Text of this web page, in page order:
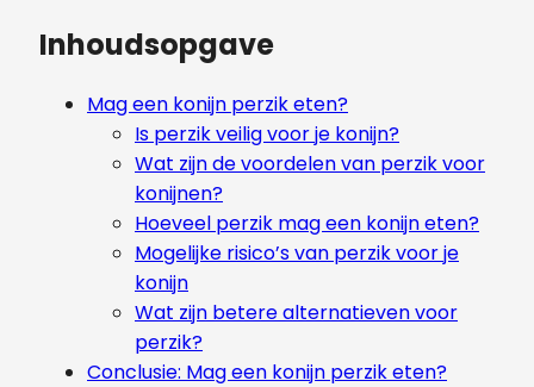
Inhoudsopgave
Mag een konijn perzik eten?
Is perzik veilig voor je konijn?
Wat zijn de voordelen van perzik voor
konijnen?
Hoeveel perzik mag een konijn eten?
Mogelijke risico’s van perzik voor je
konijn
Wat zijn betere alternatieven voor
perzik?
Conclusie: Mag een konijn perzik eten?